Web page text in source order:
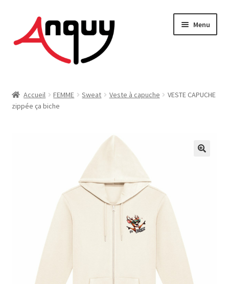
la
contenu
Menu
HOMME
MAISON & DÉCO
On vous dit tout !
Accueil FEMME Sweat Veste à capuche
VESTE CAPUCHE
zippée ça biche